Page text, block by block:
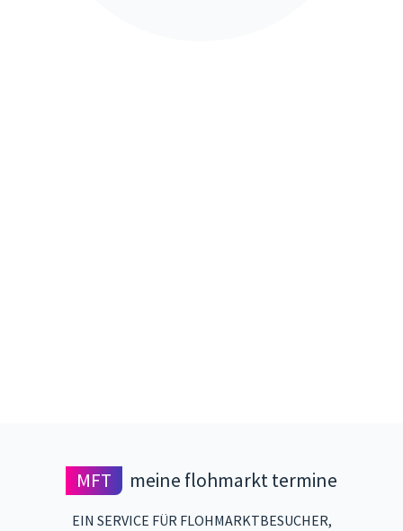
MFT meine flohmarkt termine
EIN SERVICE FÜR FLOHMARKTBESUCHER,